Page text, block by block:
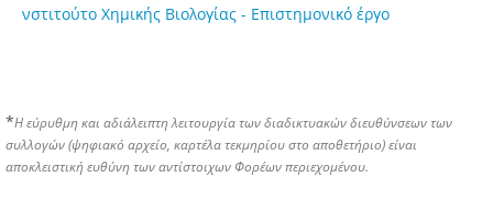
νστιτούτο Χημικής Βιολογίας - Επιστημονικό έργο
*Η εύρυθμη και αδιάλειπτη λειτουργία των διαδικτυακών διευθύνσεων των
συλλογών (ψηφιακό αρχείο, καρτέλα τεκμηρίου στο αποθετήριο) είναι
αποκλειστική ευθύνη των αντίστοιχων Φορέων περιεχομένου.